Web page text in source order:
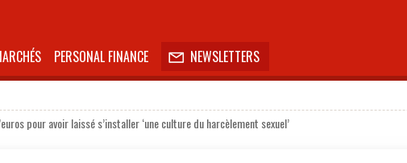
PERSONAL FINANCE  NEWSLETTERS
pour avoir laissé s’installer ‘une culture du harcèlement sexuel’